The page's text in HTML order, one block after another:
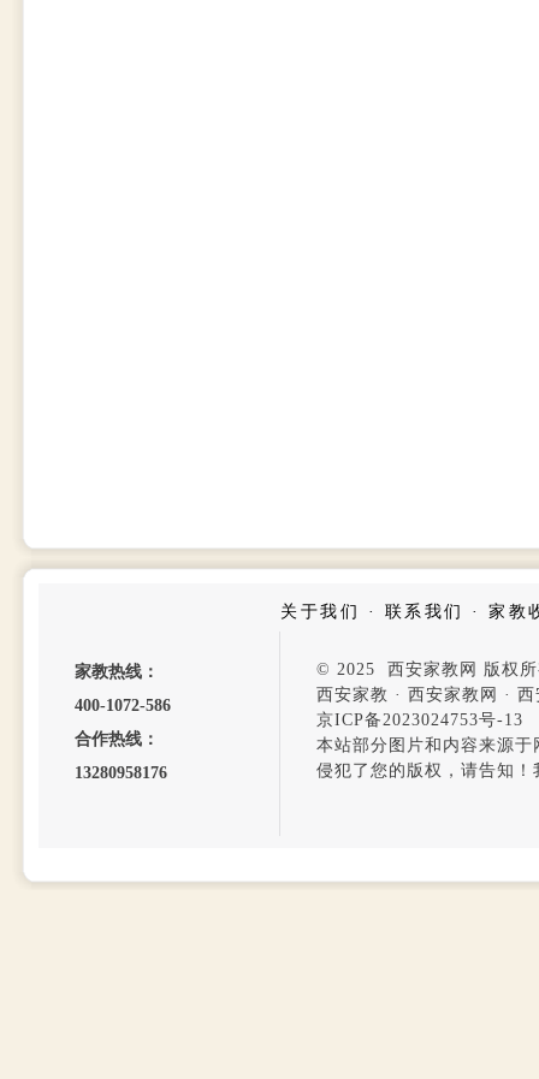
关于我们 · 联系我们 ·家教
家教热线：
400-1072-586
合作热线：
13280958176
© 2025 西安家教网 版权
西安家教 · 西安家教网 · 西
京ICP备2023024753号-13
本站部分图片和内容来源
侵犯了您的版权，请告知！